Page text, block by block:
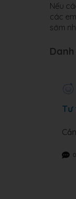
Nếu
các
sớm
Tư
0